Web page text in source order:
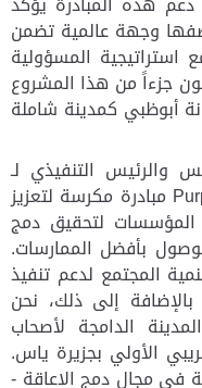
وجهة عالمية تضمن
استراتيجية المسؤولية
جزءاً من هذا المشروع
أبوظبي كمدينة شاملة
التنفيذي لـ
مبادرة مكرسة لتعزيز
لتحقيق دمج
بأفضل الممارسات.
المجتمع لدعم تنفيذ
إلى ذلك، نحن
الدامجة لأصحاب
الأولي بجزيرة ياس.
في مجال دمج الاعاقة -